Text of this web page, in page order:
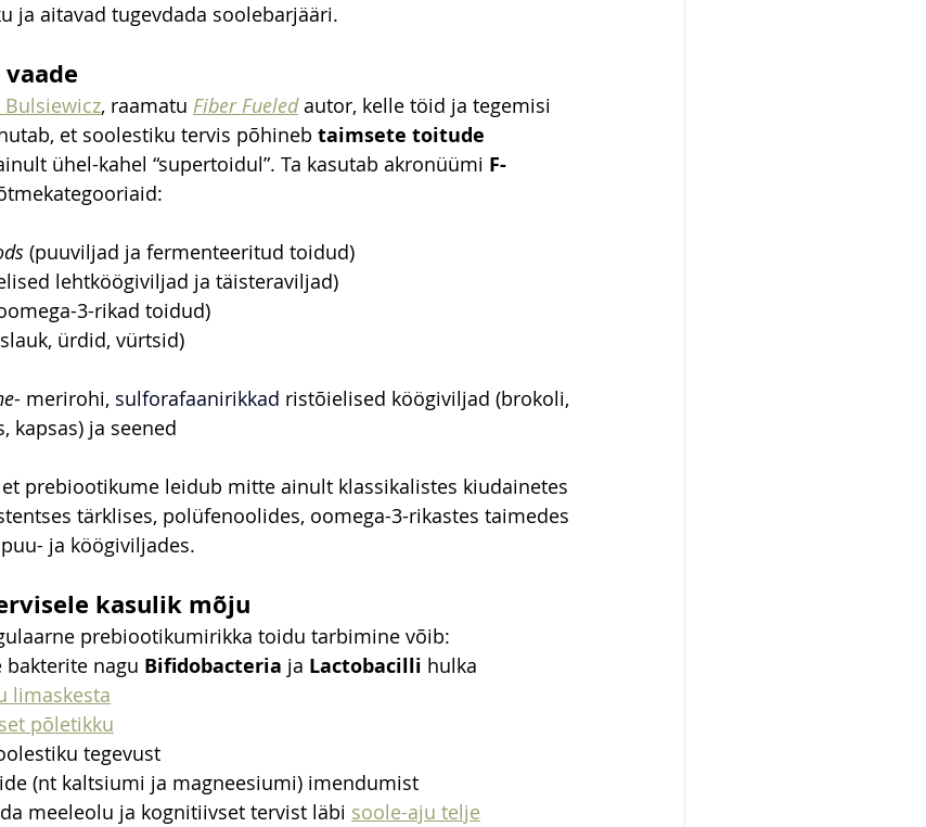
ja aitavad tugevdada soolebarjääri.
, raamatu Fiber Fueled autor, kelle töid ja tegemisi
et soolestiku tervis põhineb taimsete toitude
ühel-kahel “supertoidul”. Ta kasutab akronüümi F-
(puuviljad ja fermenteeritud toidud)
lehtköögiviljad ja täisteraviljad)
3-rikad toidud)
ürdid, vürtsid)
- merirohi, sulforafaanirikkad ristõielised köögiviljad (brokoli,
kapsas) ja seened
prebiootikume leidub mitte ainult klassikalistes kiudainetes
tärklises, polüfenoolides, oomega-3-rikastes taimedes
ja köögiviljades.
kasulik mõju
prebiootikumirikka toidu tarbimine võib:
bakterite nagu Bifidobacteria ja Lactobacilli hulka
limaskesta
põletikku
tegevust
(nt kaltsiumi ja magneesiumi) imendumist
meeleolu ja kognitiivset tervist läbi soole-aju telje